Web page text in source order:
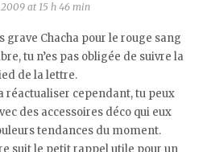
at 15 h 46 min
grave Chacha pour le rouge sang
tu n’es pas obligée de suivre la
de la lettre.
réactualiser cependant, tu peux
des accessoires déco qui eux
tendances du moment.
suit le petit rappel utile pour un